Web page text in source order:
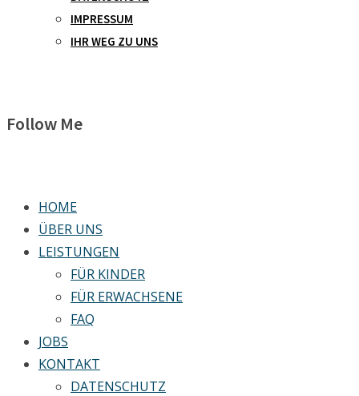
IMPRESSUM
IHR WEG ZU UNS
Follow Me
HOME
ÜBER UNS
LEISTUNGEN
FÜR KINDER
FÜR ERWACHSENE
FAQ
JOBS
KONTAKT
DATENSCHUTZ